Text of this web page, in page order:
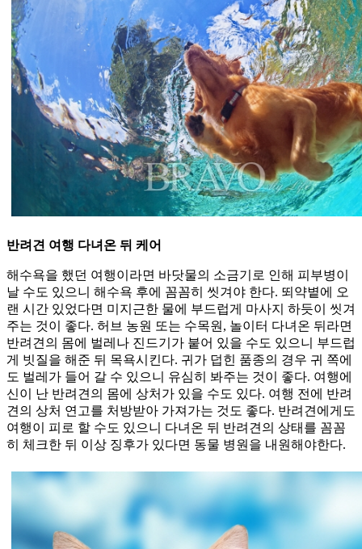
반려견 여행 다녀온 뒤 케어
해수욕을 했던 여행이라면 바닷물의 소금기로 인해 피부병이
날 수도 있으니 해수욕 후에 꼼꼼히 씻겨야 한다. 뙤약볕에 오
랜 시간 있었다면 미지근한 물에 부드럽게 마사지 하듯이 씻겨
주는 것이 좋다. 허브 농원 또는 수목원, 놀이터 다녀온 뒤라면
반려견의 몸에 벌레나 진드기가 붙어 있을 수도 있으니 부드럽
게 빗질을 해준 뒤 목욕시킨다. 귀가 덥힌 품종의 경우 귀 쪽에
도 벌레가 들어 갈 수 있으니 유심히 봐주는 것이 좋다. 여행에
신이 난 반려견의 몸에 상처가 있을 수도 있다. 여행 전에 반려
견의 상처 연고를 처방받아 가져가는 것도 좋다. 반려견에게도
여행이 피로 할 수도 있으니 다녀온 뒤 반려견의 상태를 꼼꼼
히 체크한 뒤 이상 징후가 있다면 동물 병원을 내원해야한다.